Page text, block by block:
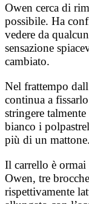
Owen cerca di
possibile. Ha
vedere da
sensazione
cambiato.
Nel frattempo
continua a
stringere
bianco i
più di un mattone.
Il carrello è ormai
Owen, tre
rispettivamente